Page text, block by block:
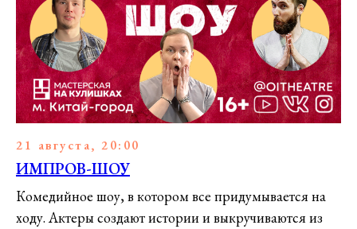
21 августа, 20:00
ИМПРОВ-ШОУ
Комедийное шоу, в котором все придумывается на
ходу. Актеры создают истории и выкручиваются из